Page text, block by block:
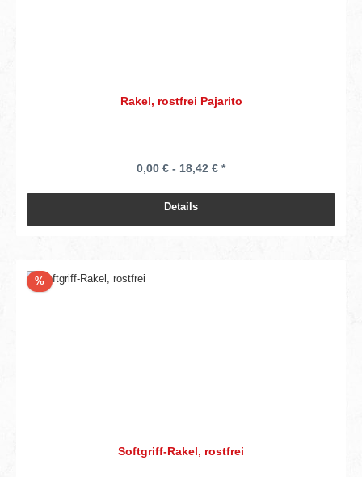
Rakel, rostfrei Pajarito
0,00 € - 18,42 € *
Details
%Rabatt
Softgriff-Rakel, rostfrei